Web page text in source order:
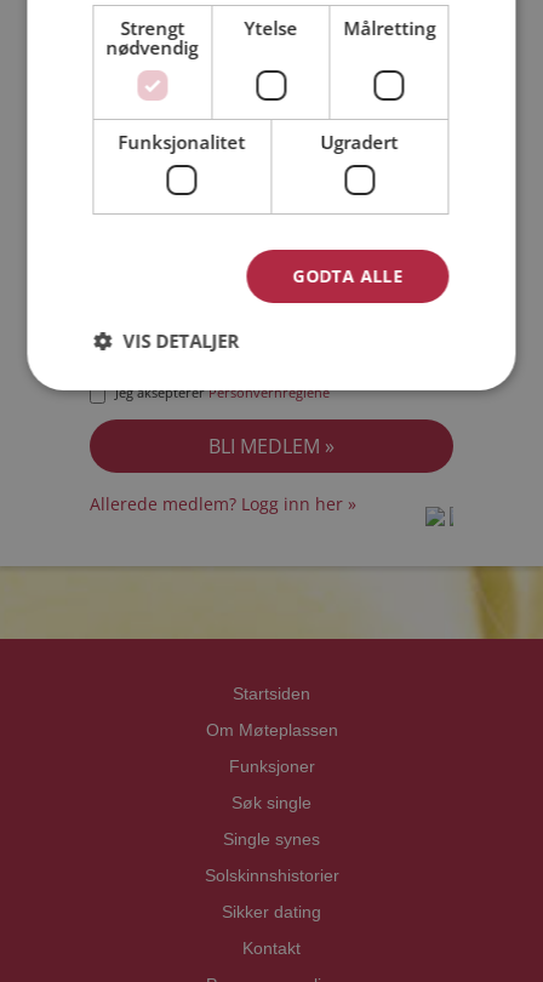
Jeg er en:
Jeg akseptererPersonvernreglene
Allerede medlem? Logg inn her »
Startsiden
Om Møteplassen
Funksjoner
Søk single
Single synes
Solskinnshistorier
Sikker dating
Kontakt
Strengt
nødvendig
Ytelse Målretting
Funksjonalitet Ugradert
GODTA ALLE
VIS DETALJER